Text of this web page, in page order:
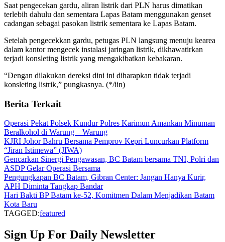
Saat pengecekan gardu, aliran listrik dari PLN harus dimatikan
terlebih dahulu dan sementara Lapas Batam menggunakan genset
cadangan sebagai pasokan listrik sementara ke Lapas Batam.
Setelah pengecekkan gardu, petugas PLN langsung menuju kearea
dalam kantor mengecek instalasi jaringan listrik, dikhawatirkan
terjadi konsleting listrik yang mengakibatkan kebakaran.
“Dengan dilakukan dereksi dini ini diharapkan tidak terjadi
konsleting listrik,” pungkasnya. (*/iin)
Berita Terkait
Operasi Pekat Polsek Kundur Polres Karimun Amankan Minuman
Beralkohol di Warung – Warung
KJRI Johor Bahru Bersama Pemprov Kepri Luncurkan Platform
“Jiran Istimewa” (JIWA)
Gencarkan Sinergi Pengawasan, BC Batam bersama TNI, Polri dan
ASDP Gelar Operasi Bersama
Pengungkapan BC Batam, Gibran Center: Jangan Hanya Kurir,
APH Diminta Tangkap Bandar
Hari Bakti BP Batam ke-52, Komitmen Dalam Menjadikan Batam
Kota Baru
TAGGED:featured
Sign Up For Daily Newsletter